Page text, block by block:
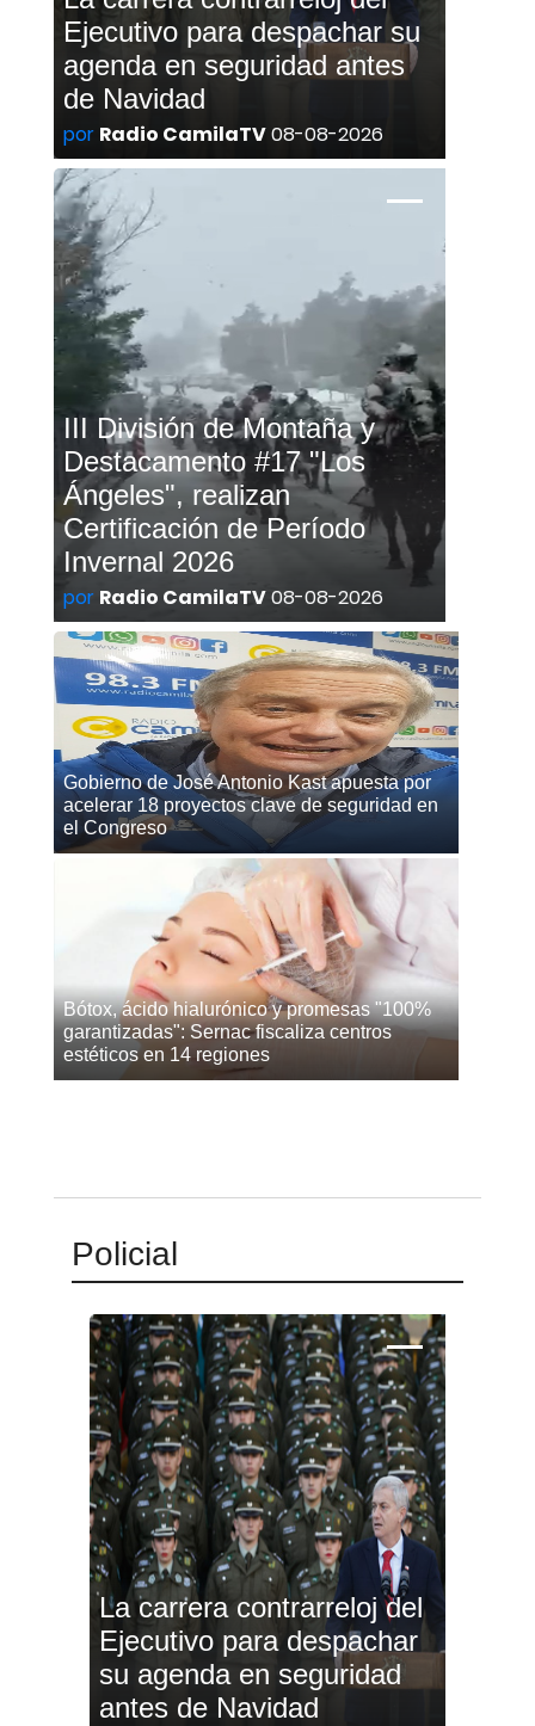
Ejecutivo para despachar su
agenda en seguridad antes
de Navidad
por Radio CamilaTV08-08-2026
III División de Montaña y
Destacamento #17 "Los
Ángeles", realizan
Certificación de Período
Invernal 2026
por Radio CamilaTV08-08-2026
Gobierno de José Antonio Kast apuesta por
acelerar 18 proyectos clave de seguridad en
el Congreso
Bótox, ácido hialurónico y promesas "100%
garantizadas": Sernac fiscaliza centros
estéticos en 14 regiones
Policial
La carrera contrarreloj del
Ejecutivo para despachar
su agenda en seguridad
antes de Navidad